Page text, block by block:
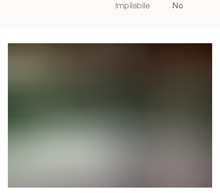
Impilabile
No